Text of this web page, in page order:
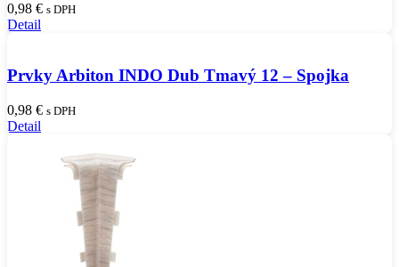
0,98 € s DPH
Detail
Prvky Arbiton INDO Dub Tmavý 12 – Spojka
0,98 € s DPH
Detail